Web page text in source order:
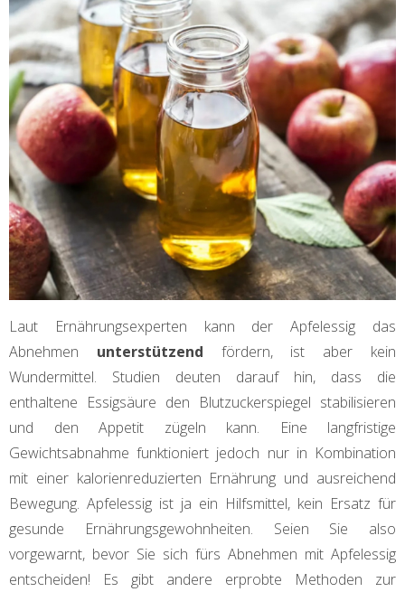
Laut Ernährungsexperten kann der Apfelessig das
Abnehmen unterstützend
fördern, ist aber kein
Wundermittel. Studien deuten darauf hin, dass die
enthaltene Essigsäure den Blutzuckerspiegel stabilisieren
und den Appetit zügeln kann. Eine langfristige
Gewichtsabnahme funktioniert jedoch nur in Kombination
mit einer kalorienreduzierten Ernährung und ausreichend
Bewegung. Apfelessig ist ja ein Hilfsmittel, kein Ersatz für
gesunde Ernährungsgewohnheiten. Seien Sie also
vorgewarnt, bevor Sie sich fürs Abnehmen mit Apfelessig
entscheiden! Es gibt andere erprobte Methoden zur